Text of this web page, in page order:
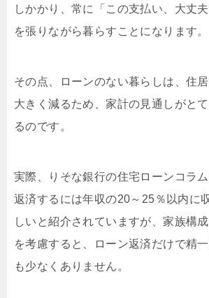
しかかり、常に「この支払い、大丈
を張りながら暮らすことになります。
その点、ローンのない暮らしは、住
大きく減るため、家計の見通しがと
るのです。
実際、りそな銀行の住宅ローンコラ
返済するには年収の20～25％以内に
しいと紹介されていますが、家族構
を考慮すると、ローン返済だけで精
も少なくありません。